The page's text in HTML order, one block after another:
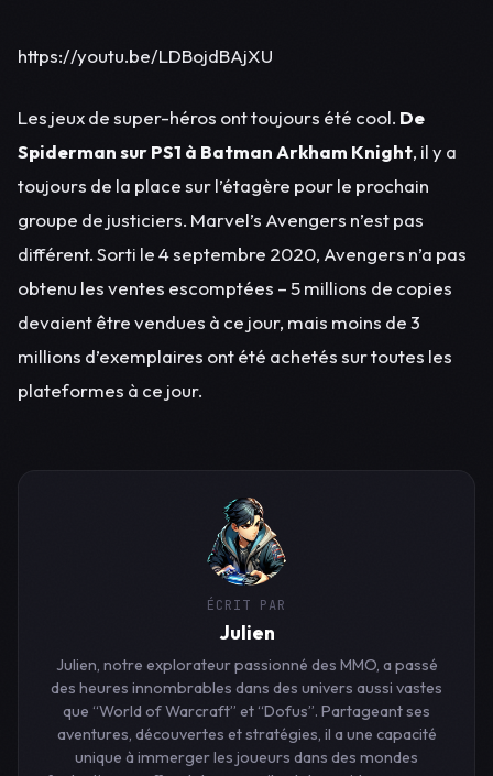
https://youtu.be/LDBojdBAjXU
Les jeux de super-héros ont toujours été cool. De
Spiderman sur PS1 à Batman Arkham Knight, il y a
toujours de la place sur l’étagère pour le prochain
groupe de justiciers. Marvel’s Avengers n’est pas
différent. Sorti le 4 septembre 2020, Avengers n’a pas
obtenu les ventes escomptées – 5 millions de copies
devaient être vendues à ce jour, mais moins de 3
millions d’exemplaires ont été achetés sur toutes les
plateformes à ce jour.
ÉCRIT PAR
Julien
Julien, notre explorateur passionné des MMO, a passé
des heures innombrables dans des univers aussi vastes
que “World of Warcraft” et “Dofus”. Partageant ses
aventures, découvertes et stratégies, il a une capacité
unique à immerger les joueurs dans des mondes